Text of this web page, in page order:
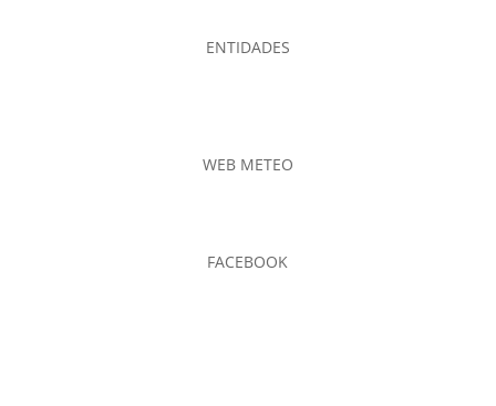
ENTIDADES
WEB METEO
FACEBOOK